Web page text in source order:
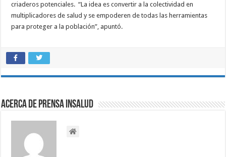
criaderos potenciales. “La idea es convertir a la colectividad en
multiplicadores de salud y se empoderen de todas las herramientas
para proteger a la población”, apuntó.
Acerca de Prensa INSALUD